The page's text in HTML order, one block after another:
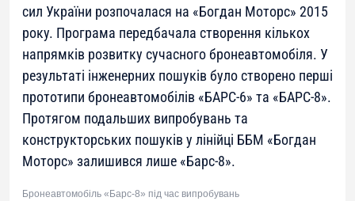
сил України розпочалася на «Богдан Моторс» 2015
року. Програма передбачала створення кількох
напрямків розвитку сучасного бронеавтомобіля. У
результаті інженерних пошуків було створено перші
прототипи бронеавтомобілів «БАРС-6» та «БАРС-8».
Протягом подальших випробувань та
конструкторських пошуків у лінійці ББМ «Богдан
Моторс» залишився лише «Барс-8».
Бронеавтомобіль «Барс-8» під час випробувань